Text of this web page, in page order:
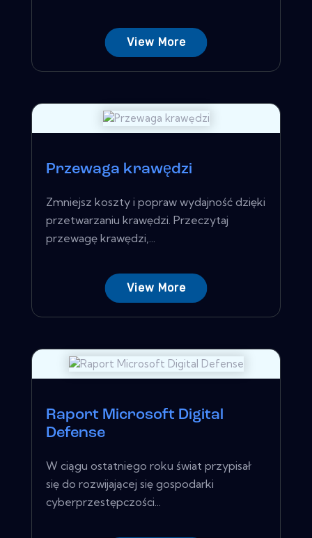
View More
Przewaga krawędzi
Zmniejsz koszty i popraw wydajność dzięki
przetwarzaniu krawędzi. Przeczytaj
przewagę krawędzi,...
View More
Raport Microsoft Digital
Defense
W ciągu ostatniego roku świat przypisał
się do rozwijającej się gospodarki
cyberprzestępczości...